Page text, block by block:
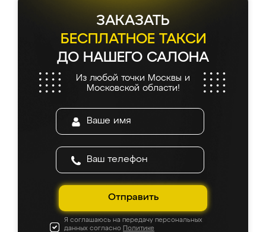
ЗАКАЗАТЬ
БЕСПЛАТНОЕ ТАКСИ
ДО НАШЕГО САЛОНА
Из любой точки Москвы и
Московской области!
Отправить
Я соглашаюсь на передачу персональных
данных согласно Политике